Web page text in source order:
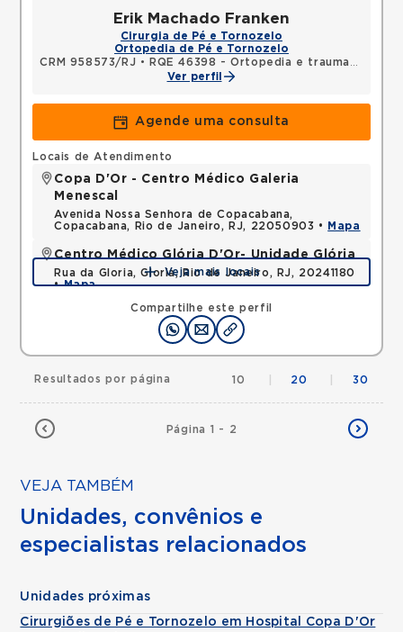
Erik Machado Franken
Cirurgia de Pé e Tornozelo
Ortopedia de Pé e Tornozelo
CRM 958573/RJ •
RQE 46398 - Ortopedia e traumatologia
Ver perfil
Agende uma consulta
Compartilhe este perfil
Locais de Atendimento
Copa D'Or - Centro Médico Galeria
Menescal
Avenida Nossa Senhora de Copacabana,
Copacabana, Rio de Janeiro, RJ, 22050903 •
Mapa
Centro Médico Glória D'Or- Unidade Glória
Rua da Gloria, Gloria, Rio de Janeiro, RJ, 20241180
•Mapa
Veja mais locais
Página 1 - 2
Resultados por página 10 20 30
VEJA TAMBÉM
Unidades, convênios e
especialistas relacionados
Unidades próximas
Cirurgiões de Pé e Tornozelo em Hospital Copa D'Or